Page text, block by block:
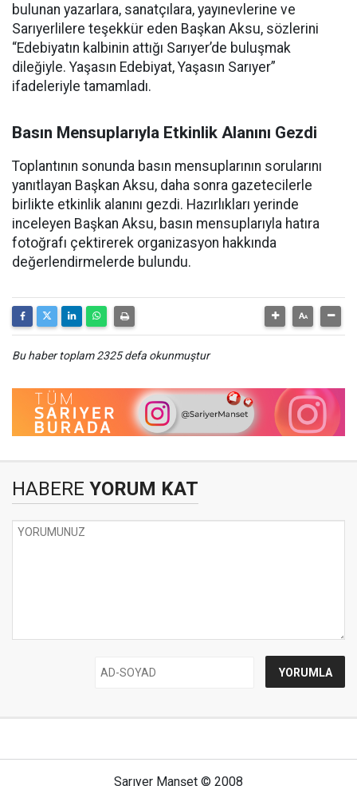
bulunan yazarlara, sanatçılara, yayınevlerine ve
Sarıyerlilere teşekkür eden Başkan Aksu, sözlerini
“Edebiyatın kalbinin attığı Sarıyer’de buluşmak
dileğiyle. Yaşasın Edebiyat, Yaşasın Sarıyer”
ifadeleriyle tamamladı.
Basın Mensuplarıyla Etkinlik Alanını Gezdi
Toplantının sonunda basın mensuplarının sorularını
yanıtlayan Başkan Aksu, daha sonra gazetecilerle
birlikte etkinlik alanını gezdi. Hazırlıkları yerinde
inceleyen Başkan Aksu, basın mensuplarıyla hatıra
fotoğrafı çektirerek organizasyon hakkında
değerlendirmelerde bulundu.
Bu haber toplam 2325 defa okunmuştur
HABERE YORUM KAT
Sarıyer Manşet © 2008